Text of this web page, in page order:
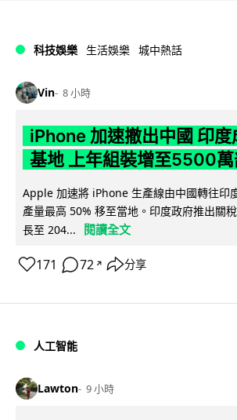
科技娛樂 生活娛樂 城中熱話
Vin 8 小時
iPhone 加速撤出中國 印度
基地 上年組裝增至5500萬
Apple 加速將 iPhone 生產線由中國轉往印
產量最高 50% 移至當地。印度政府推出關
長至 204...
閱讀全文
171 72 ↗ 分享
人工智能
Lawton 9 小時